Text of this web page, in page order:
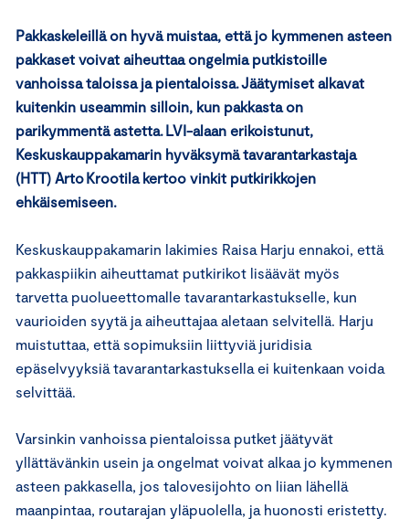
Pakkaskeleillä on hyvä muistaa, että jo kymmenen asteen
pakkaset voivat aiheuttaa ongelmia putkistoille
vanhoissa taloissa ja pientaloissa. Jäätymiset alkavat
kuitenkin useammin silloin, kun pakkasta on
parikymmentä astetta. LVI-alaan erikoistunut,
Keskuskauppakamarin hyväksymä tavarantarkastaja
(HTT) Arto Krootila kertoo vinkit putkirikkojen
ehkäisemiseen.
Keskuskauppakamarin lakimies Raisa Harju ennakoi, että
pakkaspiikin aiheuttamat putkirikot lisäävät myös
tarvetta puolueettomalle tavarantarkastukselle, kun
vaurioiden syytä ja aiheuttajaa aletaan selvitellä. Harju
muistuttaa, että sopimuksiin liittyviä juridisia
epäselvyyksiä tavarantarkastuksella ei kuitenkaan voida
selvittää.
Varsinkin vanhoissa pientaloissa putket jäätyvät
yllättävänkin usein ja ongelmat voivat alkaa jo kymmenen
asteen pakkasella, jos talovesijohto on liian lähellä
maanpintaa, routarajan yläpuolella, ja huonosti eristetty.